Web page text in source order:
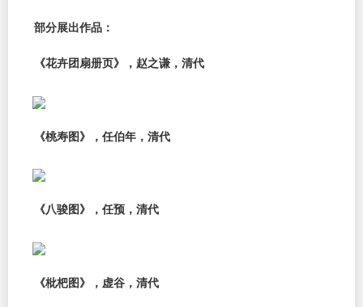
部分展出作品：
《花卉团扇册页》，赵之谦，清代
《桃寿图》，任伯年，清代
《八骏图》，任预，清代
《枇杷图》，虚谷，清代